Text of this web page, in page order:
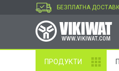
БЕЗПЛАТНА
ПРОДУКТИ